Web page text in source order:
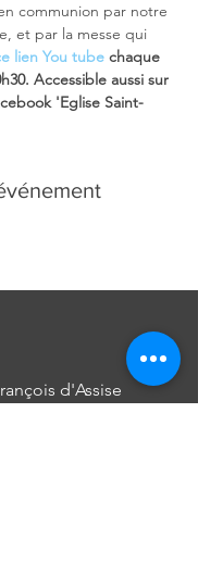
communion par notre
et par la messe qui
lien You tube chaque
Accessible aussi sur
'Eglise Saint-
d'Assise
Hennebel, 30